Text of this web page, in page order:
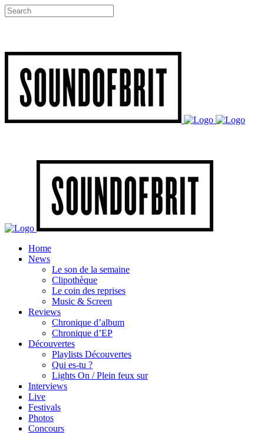
Home
News
Le son de la semaine
Clipothèque
Le coin des reprises
Music & Screen
Reviews
Chronique d’album
Chronique d’EP
Découvertes
Playlists Découvertes
Qui es-tu ?
Lights On / Plein feux sur
Interviews
Live
Festivals
Photos
Concours